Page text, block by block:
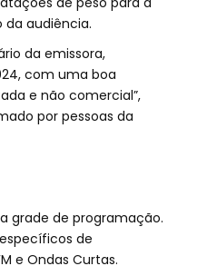
da audiência.
da emissora,
com uma boa
e não comercial”,
por pessoas da
grade de programação.
de
e Ondas Curtas.